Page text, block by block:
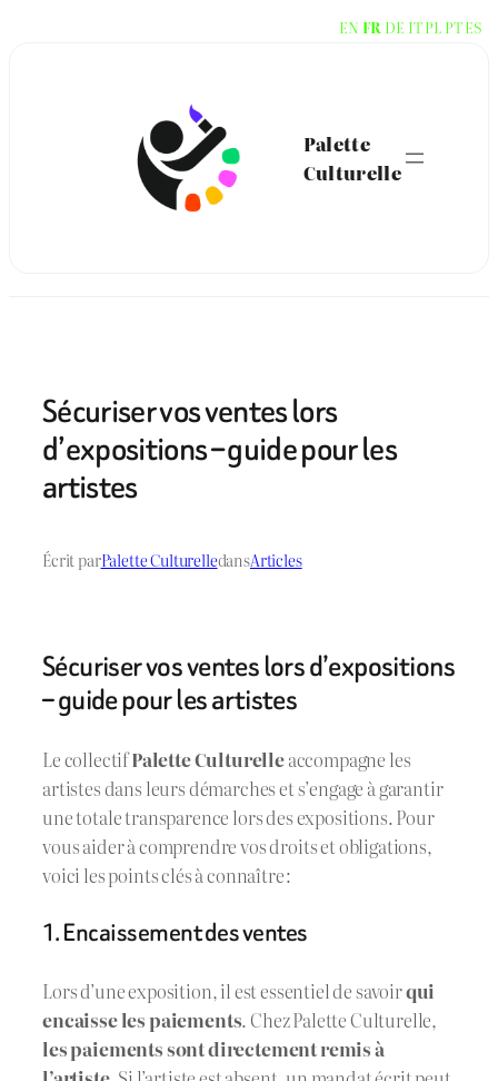
Palette
Culturelle
Sécuriser vos ventes lors
d’expositions – guide pour les
artistes
Écrit parPalette CulturelledansArticles
Sécuriser vos ventes lors d’expositions
– guide pour les artistes
Le collectifPalette Culturelleaccompagne les
artistes dans leurs démarches et s’engage à garantir
une totale transparence lors des expositions. Pour
vous aider à comprendre vos droits et obligations,
voici les points clés à connaître :
1. Encaissement des ventes
Lors d’une exposition, il est essentiel de savoirqui
encaisse les paiements. Chez Palette Culturelle,
les paiements sont directement remis à
EN FR DE ITPL PTES